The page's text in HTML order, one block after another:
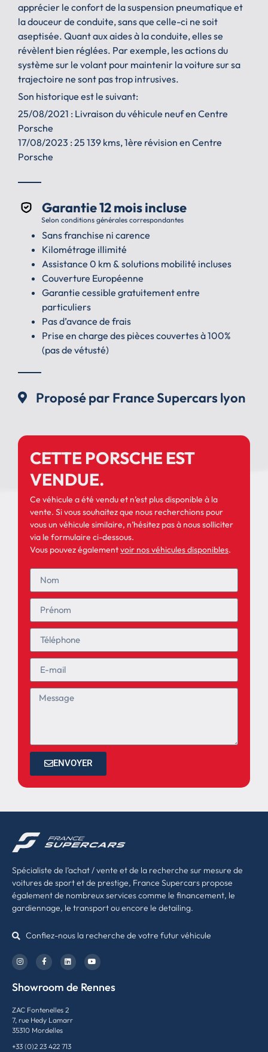
apprécier le confort de la suspension pneumatique et
la douceur de conduite, sans que celle-ci ne soit
aseptisée. Quant aux aides à la conduite, elles se
révèlent bien réglées. Par exemple, les actions du
système sur le volant pour maintenir la voiture sur sa
trajectoire ne sont pas trop intrusives.
Son historique est le suivant:
25/08/2021 : Livraison du véhicule neuf en Centre
Porsche
17/08/2023 : 25 139 kms, 1ère révision en Centre
Porsche
Garantie 12 mois incluse
Selon conditions générales correspondantes
Sans franchise ni carence
Kilométrage illimité
Assistance 0 km & solutions mobilité incluses
Couverture Européenne
Garantie cessible gratuitement entre
particuliers
Pas d’avance de frais
Prise en charge des pièces couvertes à 100%
(pas de vétusté)
Proposé par France Supercars lyon
CETTE PORSCHE EST
VENDUE.
Ce véhicule a été vendu et n’est plus disponible à la
vente. Si vous souhaitez que nous recherchions pour
vous un véhicule similaire, n’hésitez pas à nous solliciter
via le formulaire ci-dessous.
Vous pouvez égalementvoir nos véhicules disponibles.
ENVOYER
Spécialiste de l’achat / vente et de la recherche sur mesure de
voitures de sport et de prestige, France Supercars propose
également de nombreux services comme le financement, le
gardiennage, le transport ou encore le detailing.
Confiez-nous la recherche de votre futur véhicule
Showroom de Rennes
ZAC Fontenelles 2
7, rue Hedy Lamarr
35310 Mordelles
+33 (0)2 23 422 713